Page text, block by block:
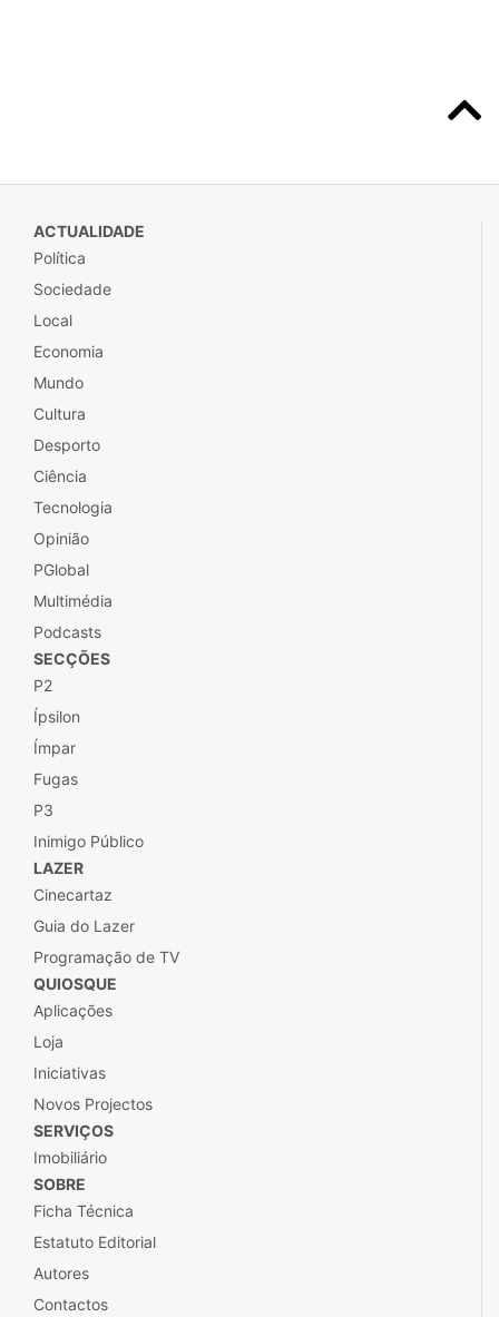
ACTUALIDADE
Política
Sociedade
Local
Economia
Mundo
Cultura
Desporto
Ciência
Tecnologia
Opinião
PGlobal
Multimédia
Podcasts
SECÇÕES
P2
Ípsilon
Ímpar
Fugas
P3
Inimigo Público
LAZER
Cinecartaz
Guia do Lazer
Programação de TV
QUIOSQUE
Aplicações
Loja
Iniciativas
Novos Projectos
SERVIÇOS
Imobiliário
SOBRE
Ficha Técnica
Estatuto Editorial
Autores
Contactos